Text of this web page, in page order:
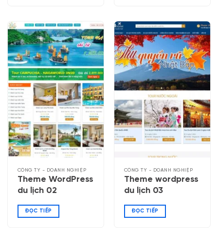
CÔNG TY - DOANH NGHIỆP
Theme WordPress
du lịch 02
ĐỌC TIẾP
CÔNG TY - DOANH NGHIỆP
Theme wordpress
du lịch 03
ĐỌC TIẾP